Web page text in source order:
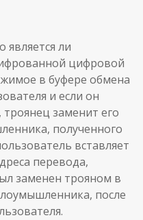
является ли
цифровой
в буфере обмена
и если он
заменит его
полученного
вставляет
перевода,
заменен трояном в
после